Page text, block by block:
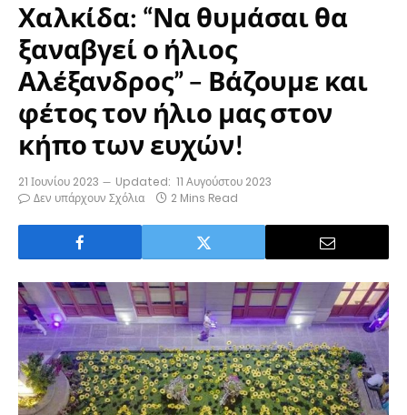
Χαλκίδα: “Να θυμάσαι θα
ξαναβγεί ο ήλιος
Αλέξανδρος” – Βάζουμε και
φέτος τον ήλιο μας στον
κήπο των ευχών!
21 Ιουνίου 2023 Updated: 11 Αυγούστου 2023
Δεν υπάρχουν Σχόλια
2 Mins Read